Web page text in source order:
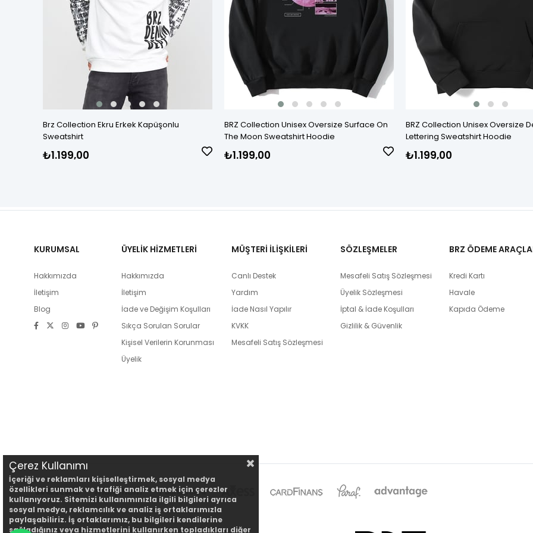
Brz Collection Ekru Erkek Kapüşonlu
Sweatshirt
₺1.199,00
BRZ Collection Unisex Oversize Surface On
The Moon Sweatshirt Hoodie
₺1.199,00
BRZ Collection Unisex Oversize
Lettering Sweatshirt Hoodie
₺1.199,00
KURUMSAL
Hakkımızda
İletişim
Blog
ÜYELİK HİZMETLERİ
Hakkımızda
İletişim
İade ve Değişim Koşulları
Sıkça Sorulan Sorular
Kişisel Verilerin Korunması
Üyelik
MÜŞTERİ İLİŞKİLERİ
Canlı Destek
Yardım
İade Nasıl Yapılır
KVKK
Mesafeli Satış Sözleşmesi
SÖZLEŞMELER
Mesafeli Satış Sözleşmesi
Üyelik Sözleşmesi
İptal & İade Koşulları
Gizlilik & Güvenlik
BRZ ÖDEME
Kredi Kartı
Havale
Kapıda Ödeme
Çerez Kullanımı
İçeriği ve reklamları kişiselleştirmek, sosyal medya
özellikleri sunmak ve trafiği analiz etmek için çerezler
kullanıyoruz. Sitemizi kullanımınızla ilgili bilgileri ayrıca
sosyal medya, reklamcılık ve analiz iş ortaklarımızla
paylaşabiliriz. İş ortaklarımız, bu bilgileri kendilerine
sağladığınız veya hizmetlerini kullanırken topladıkları diğer